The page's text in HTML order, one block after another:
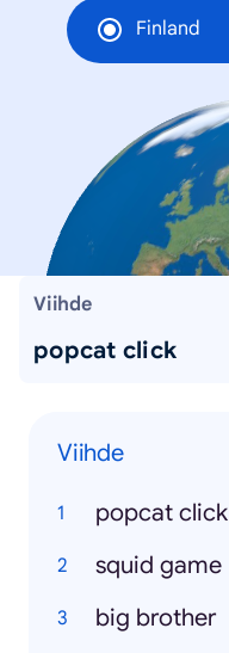
Finland
Viihde
popcat click
Viihde
popcat click
squid game
big brother